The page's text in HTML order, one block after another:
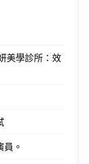
美學診所：效
。